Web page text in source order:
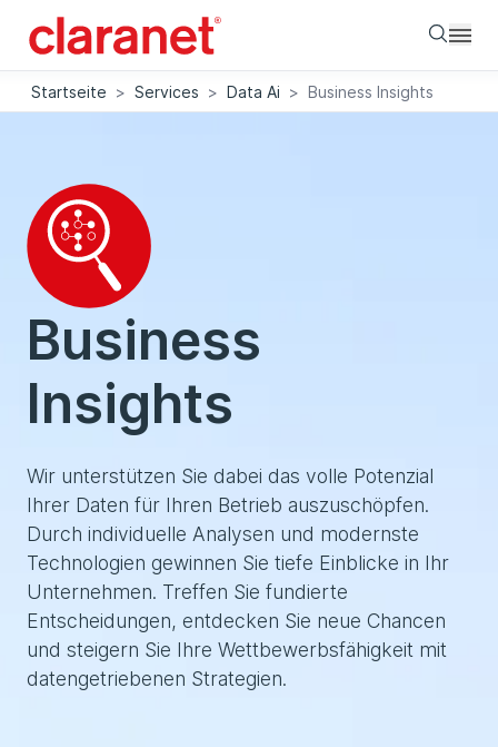
Startseite > Services > Data Ai > Business Insights
Business
Insights
Wir unterstützen Sie dabei das volle Potenzial
Ihrer Daten für Ihren Betrieb auszuschöpfen.
Durch individuelle Analysen und modernste
Technologien gewinnen Sie tiefe Einblicke in Ihr
Unternehmen. Treffen Sie fundierte
Entscheidungen, entdecken Sie neue Chancen
und steigern Sie Ihre Wettbewerbsfähigkeit mit
datengetriebenen Strategien.